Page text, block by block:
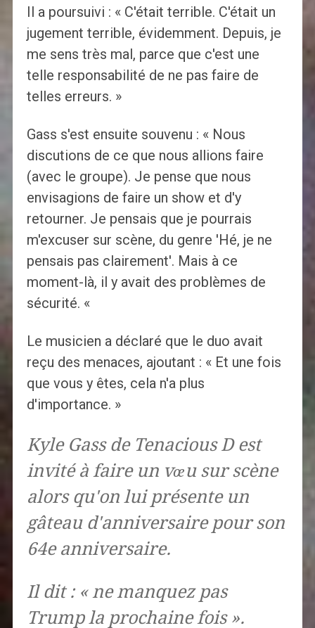
Il a poursuivi : « C'était terrible. C'était un
jugement terrible, évidemment. Depuis, je
me sens très mal, parce que c'est une
telle responsabilité de ne pas faire de
telles erreurs. »
Gass s'est ensuite souvenu : « Nous
discutions de ce que nous allions faire
(avec le groupe). Je pense que nous
envisagions de faire un show et d'y
retourner. Je pensais que je pourrais
m'excuser sur scène, du genre 'Hé, je ne
pensais pas clairement'. Mais à ce
moment-là, il y avait des problèmes de
sécurité. «
Le musicien a déclaré que le duo avait
reçu des menaces, ajoutant : « Et une fois
que vous y êtes, cela n'a plus
d'importance. »
Kyle Gass de Tenacious D est
invité à faire un vœu sur scène
alors qu'on lui présente un
gâteau d'anniversaire pour son
64e anniversaire.
Il dit : « ne manquez pas
Trump la prochaine fois ».